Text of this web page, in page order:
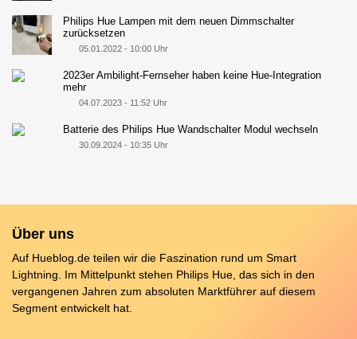
Philips Hue Lampen mit dem neuen Dimmschalter
zurücksetzen
05.01.2022 - 10:00 Uhr
2023er Ambilight-Fernseher haben keine Hue-Integration
mehr
04.07.2023 - 11:52 Uhr
Batterie des Philips Hue Wandschalter Modul wechseln
30.09.2024 - 10:35 Uhr
Über uns
Auf Hueblog.de teilen wir die Faszination rund um Smart
Lightning. Im Mittelpunkt stehen Philips Hue, das sich in den
vergangenen Jahren zum absoluten Marktführer auf diesem
Segment entwickelt hat.